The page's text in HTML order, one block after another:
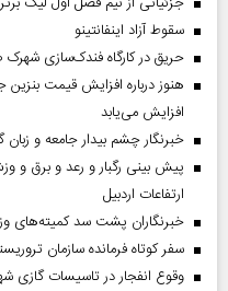
سقوط آزاد اینفانتینو
حریق در کارگاه فندک‌سازی شهرک
هنوز درباره افزایش قیمت
افزایش می‌یابد
خبرنگار چشم بیدار جامعه و
پیش بینی رگبار و رعد و برق و
ارتفاعات اردبیل
خبرنگاران پشت سد کمیته‌های
سفر کوتاه فرمانده سازمان
وقوع انفجار در تاسیسات گازی